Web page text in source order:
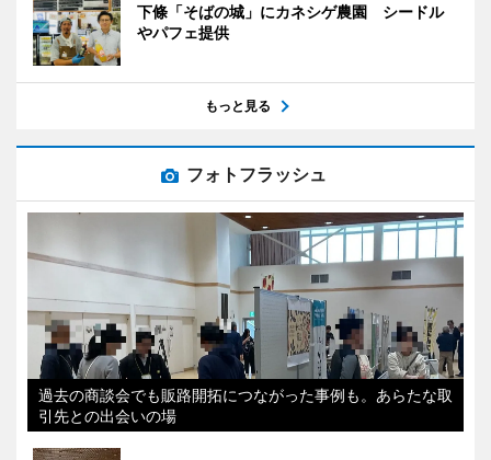
下條「そばの城」にカネシゲ農園 シードル
やパフェ提供
もっと見る
フォトフラッシュ
過去の商談会でも販路開拓につながった事例も。あらたな取
引先との出会いの場